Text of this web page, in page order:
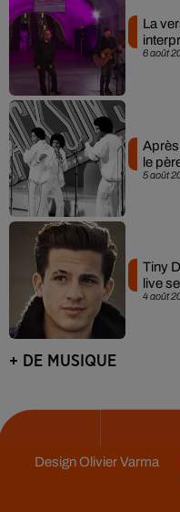
6 août
La
5 août
le
4 août
Tiny
live
+ DE MUSIQUE
DesignOlivier Varma